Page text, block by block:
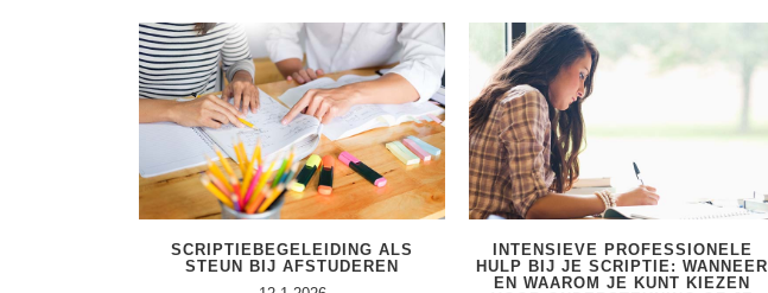
SCRIPTIEBEGELEIDING ALS
STEUN BIJ AFSTUDEREN
INTENSIEVE PROFESSIONELE
HULP BIJ JE SCRIPTIE: WANNEER
EN WAAROM JE KUNT KIEZEN